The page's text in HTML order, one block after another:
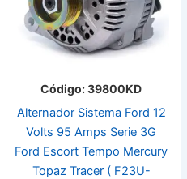
Código: 39800KD
Alternador Sistema Ford 12
Volts 95 Amps Serie 3G
Ford Escort Tempo Mercury
Topaz Tracer ( F23U-